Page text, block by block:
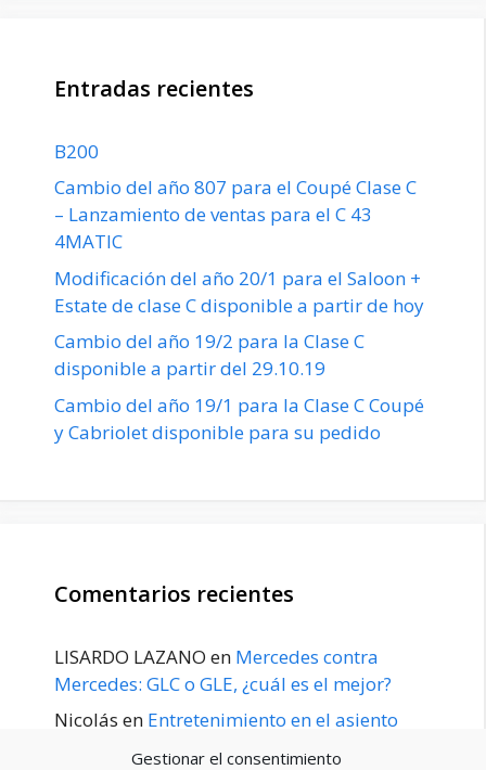
Gestionar el consentimiento
Entradas recientes
B200
Cambio del año 807 para el Coupé Clase C
– Lanzamiento de ventas para el C 43
4MATIC
Modificación del año 20/1 para el Saloon +
Estate de clase C disponible a partir de hoy
Cambio del año 19/2 para la Clase C
disponible a partir del 29.10.19
Cambio del año 19/1 para la Clase C Coupé
y Cabriolet disponible para su pedido
Comentarios recientes
LISARDO LAZANO en Mercedes contra
Mercedes: GLC o GLE, ¿cuál es el mejor?
Nicolás en Entretenimiento en el asiento
trasero para el GLE / GLS disponible a